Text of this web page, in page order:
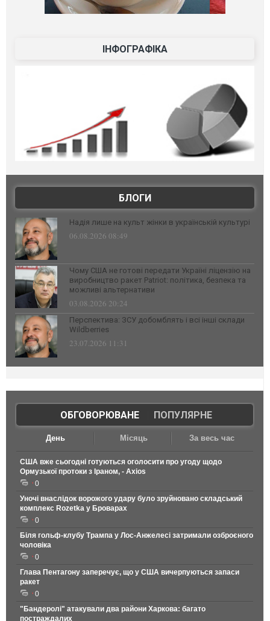
ІНФОГРАФІКА
БЛОГИ
Надія лише на культ жінки в українській культурі
06.08.2026 08:49
Чому США не готові передати Україні ліцензію на
виробництво ракет Patriot: політика, безпека та
можливі альтернативи
03.08.2026 20:24
Перспектива: ЗСУ добомблять і всі інші склади
Wildberries
23.07.2026 11:31
ОБГОВОРЮВАНЕ| ПОПУЛЯРНЕ
День Місяць За весь час
США вже сьогодні готуються оголосити про угоду щодо
Ормузької протоки з Іраном, - Axios
0
Уночі внаслідок ворожого удару було зруйновано складський
комплекс Rozetka у Броварах
0
Біля гольф-клубу Трампа у Лос-Анжелесі затримали озброєного
чоловіка
0
Глава Пентагону заперечує, що у США вичерпуються запаси
ракет
0
"Бандеролі" атакували два райони Харкова: багато
постраждалих